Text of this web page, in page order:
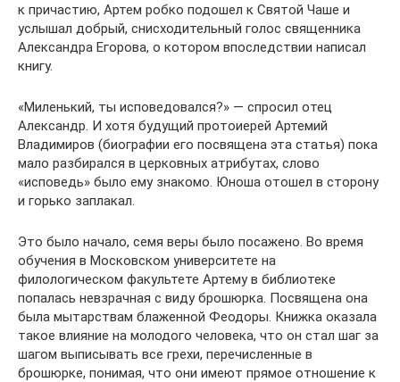
к причастию, Артем робко подошел к Святой Чаше и
услышал добрый, снисходительный голос священника
Александра Егорова, о котором впоследствии написал
книгу.
«Миленький, ты исповедовался?» — спросил отец
Александр. И хотя будущий протоиерей Артемий
Владимиров (биографии его посвящена эта статья) пока
мало разбирался в церковных атрибутах, слово
«исповедь» было ему знакомо. Юноша отошел в сторону
и горько заплакал.
Это было начало, семя веры было посажено. Во время
обучения в Московском университете на
филологическом факультете Артему в библиотеке
попалась невзрачная с виду брошюрка. Посвящена она
была мытарствам блаженной Феодоры. Книжка оказала
такое влияние на молодого человека, что он стал шаг за
шагом выписывать все грехи, перечисленные в
брошюрке, понимая, что они имеют прямое отношение к